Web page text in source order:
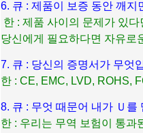
6. 큐 : 제품이 보증 동안 깨
한 : 제품 사이의 문제가 있
당신에게 필요하다면 자유로
7. 큐 : 당신의 증명서가 무엇
한 : CE, EMC, LVD, ROHS,
8. 큐 : 무엇 때문어 내가 Ｕ를
한 : 우리는 무역 보험이 통